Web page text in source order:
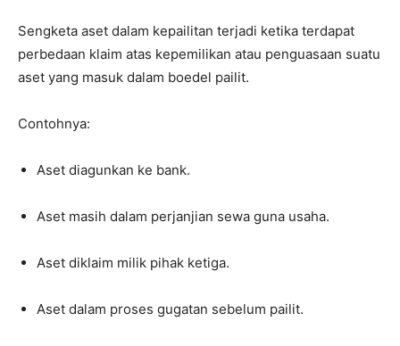
Sengketa aset dalam kepailitan terjadi ketika terdapat
perbedaan klaim atas kepemilikan atau penguasaan suatu
aset yang masuk dalam boedel pailit.
Contohnya:
Aset diagunkan ke bank.
Aset masih dalam perjanjian sewa guna usaha.
Aset diklaim milik pihak ketiga.
Aset dalam proses gugatan sebelum pailit.